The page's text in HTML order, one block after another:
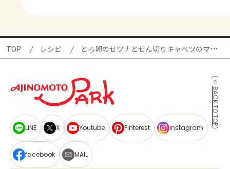
TOP レシピ とろ卵のせツナとせん切りキャベツのマヨパスタ
BACK TO TOP
LINE X Youtube Pinterest Instagram
facebook MAIL